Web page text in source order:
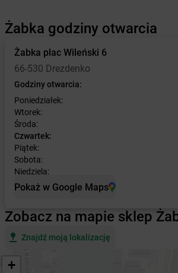
Żabka godziny otwarcia
Żabka plac Wileński 6
66-530 Drezdenko
Godziny otwarcia:
Poniedziałek:
Wtorek:
Środa:
Czwartek:
Piątek:
Sobota:
Niedziela:
Pokaż w Google Maps
Zobacz na mapie sklep
Znajdź moją lokalizację
+